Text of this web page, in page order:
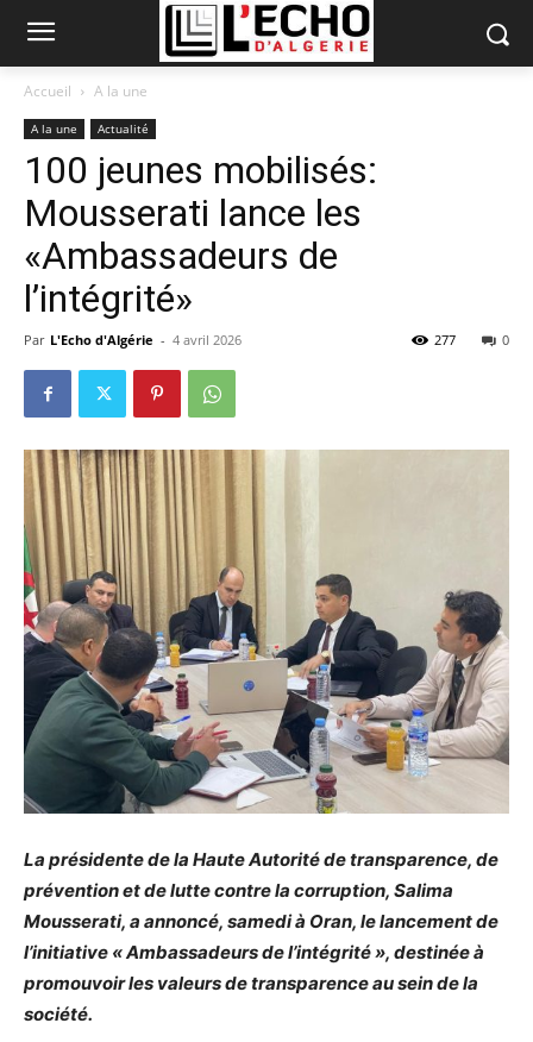
Accueil A la une
A la une Actualité
100 jeunes mobilisés:
Mousserati lance les
«Ambassadeurs de
l’intégrité»
Par L'Echo d'Algérie - 4 avril 2026 0
277
La présidente de la Haute Autorité de transparence, de
prévention et de lutte contre la corruption, Salima
Mousserati, a annoncé, samedi à Oran, le lancement de
l’initiative « Ambassadeurs de l’intégrité », destinée à
promouvoir les valeurs de transparence au sein de la
société.